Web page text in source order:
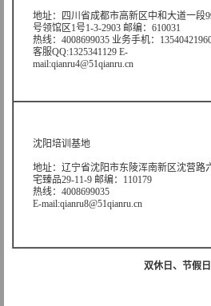
地址：四川省成都市高新区中和大道一段
号领馆区1号1-3-2903 邮编：610031
热线：4008699035 业务手机：
客服QQ:1325341129 E-
mail:qianru4@51qianru.cn
沈阳培训基地
地址：辽宁省沈阳市东陵浑南新区沈营路
宅臻品29-11-9 邮编：110179
热线：4008699035
E-mail:qianru8@51qianru.cn
双休日、节假